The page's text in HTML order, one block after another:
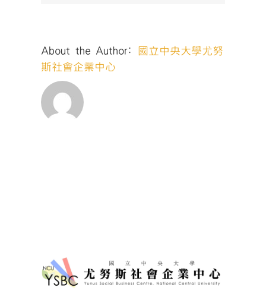
About the Author:
國立中央大學尤努
斯社會企業中心